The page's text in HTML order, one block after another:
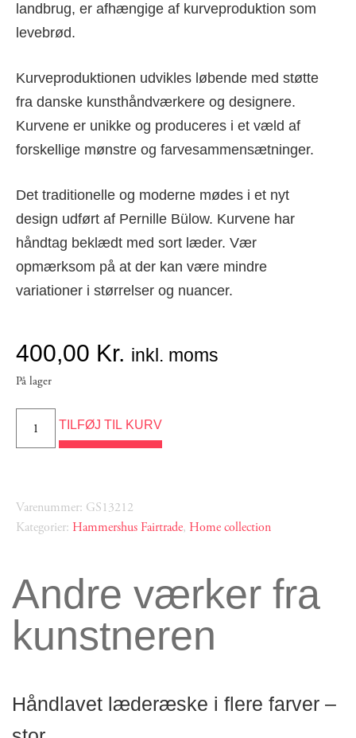
landbrug, er afhængige af kurveproduktion som
levebrød.
Kurveproduktionen udvikles løbende med støtte
fra danske kunsthåndværkere og designere.
Kurvene er unikke og produceres i et væld af
forskellige mønstre og farvesammensætninger.
Det traditionelle og moderne mødes i et nyt
design udført af Pernille Bülow. Kurvene har
håndtag beklædt med sort læder. Vær
opmærksom på at der kan være mindre
variationer i størrelser og nuancer.
400,00 Kr. inkl. moms
På lager
TILFØJ TIL KURV
Varenummer: GS13212
Kategorier: Hammershus Fairtrade, Home collection
Andre værker fra
kunstneren
Håndlavet læderæske i flere farver –